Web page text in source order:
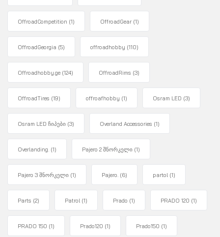
OffroadCompetition (1) OffroadGear (1)
OffroadGeorgia (5) offroadhobby (110)
Offroadhobby.ge (124) OffroadRims (3)
OffroadTires (19) offroafhobby (1) Osram LED (3)
Osram LED ჩიპები (3) Overland Accessories (1)
Overlanding. (1) Pajero 2 შნორკელი (1)
Pajero 3 შნორკელი (1) Pajero. (6) partol (1)
Parts (2) Patrol (1) Prado (1) PRADO 120 (1)
PRADO 150 (1) Prado120 (1) Prado150 (1)